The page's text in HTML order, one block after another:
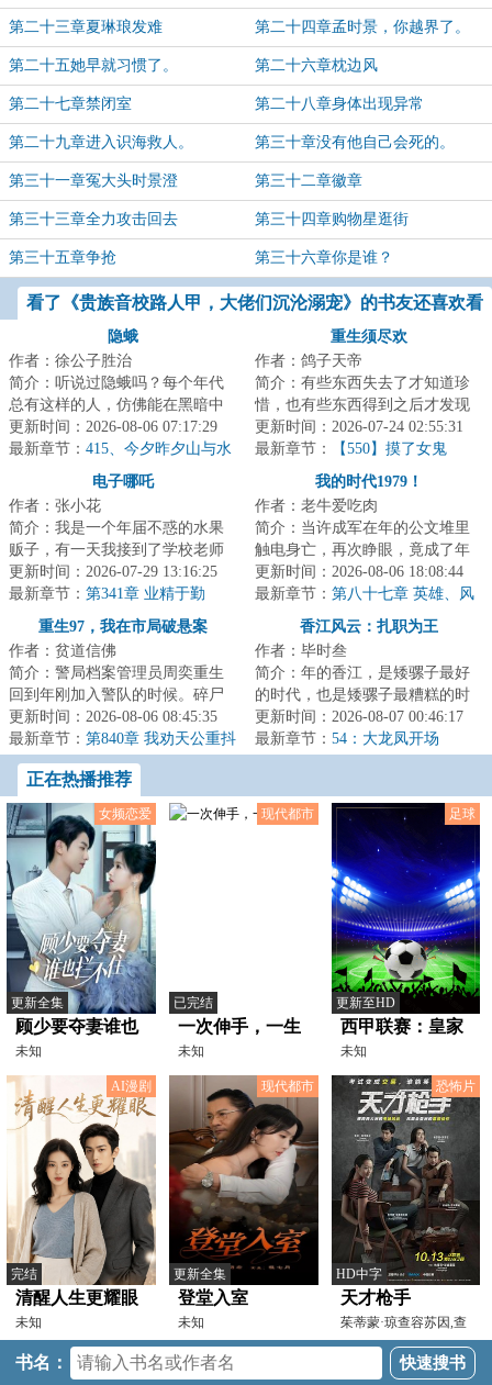
第二十三章夏琳琅发难 第二十四章孟时景，你越界了。
第二十五她早就习惯了。 第二十六章枕边风
第二十七章禁闭室 第二十八章身体出现异常
第二十九章进入识海救人。 第三十章没有他自己会死的。
第三十一章冤大头时景澄 第三十二章徽章
第三十三章全力攻击回去 第三十四章购物星逛街
第三十五章争抢 第三十六章你是谁？
看了《贵族音校路人甲，大佬们沉沦溺宠》的书友还喜欢看
隐蛾
作者：徐公子胜治
简介：听说过隐蛾吗？每个年代
总有这样的人，仿佛能在黑暗中
穿行不留形迹，凭空出现又倏然
消失。存在且未...
更新时间：2026-08-06 07:17:29
最新章节： 415、今夕昨夕山与水
重生须尽欢
作者：鸽子天帝
简介：有些东西失去了才知道珍
惜，也有些东西得到之后才发现
就那样。人到中年的徐尽欢事业
有成、财富自由...
更新时间：2026-07-24 02:55:31
最新章节：
【550】摸了女鬼
电子哪吒
作者：张小花
简介：我是一个年届不惑的水果
贩子，有一天我接到了学校老师
的电话，说我那成绩一直平平无
奇的儿子刘振华...
更新时间：2026-07-29 13:16:25
最新章节： 第341章 业精于勤
我的时代1979！
作者：老牛爱吃肉
简介：当许成军在年的公文堆里
触电身亡，再次睁眼，竟成了年
安徽农村的插队知青。从驴车颠
簸的乡村土路，...
更新时间：2026-08-06 18:08:44
最新章节： 第八十七章 英雄、风
重生97，我在市局破悬案
作者：贫道信佛
简介：警局档案管理员周奕重生
回到年刚加入警队的时候。碎尸
案、纵火案、枪击案……前世无
聊时熟读的那一...
更新时间：2026-08-06 08:45:35
最新章节： 第840章 我劝天公重抖
擞（求月票）
香江风云：扎职为王
作者：毕时叁
简介：年的香江，是矮骡子最好
的时代，也是矮骡子最糟糕的时
代。Tobeornottobe这个问题，摆在
了穿越回来...
更新时间：2026-08-07 00:46:17
最新章节： 54：大龙凤开场
正在热播推荐
女频恋爱
更新全集
顾少要夺妻谁也
拦不住
未知
现代都市
已完结
一次伸手，一生
情
未知
足球
更新至HD
西甲联赛：皇家
贝蒂斯VS埃尔切
20260513
未知
AI漫剧
完结
清醒人生更耀眼
未知
现代都市
更新全集
登堂入室
未知
恐怖片
HD中字
天才枪手
茱蒂蒙·琼查容苏因,查
侬·散顶腾古,依莎亚
书名：